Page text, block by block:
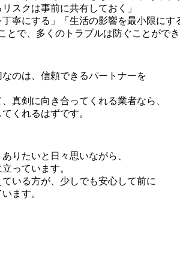
スクは事前に共有しておく」
丁寧にする」「生活の影響を最小限にす
とで、多くのトラブルは防ぐことができ
のは、信頼できるパートナーを
真剣に向き合ってくれる業者なら、
くれるはずです。
りたいと日々思いながら、
っています。
いる方が、少しでも安心して前に
ます。